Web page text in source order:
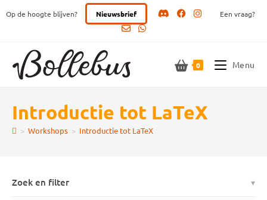
naar
Op de hoogte blijven? Nieuwsbrief Een vraag?
0 Menu
Introductie tot LaTeX
> Workshops > Introductie tot LaTeX
Zoek en filter